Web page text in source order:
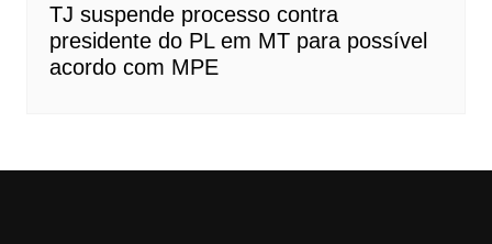
TJ suspende processo contra
presidente do PL em MT para possível
acordo com MPE